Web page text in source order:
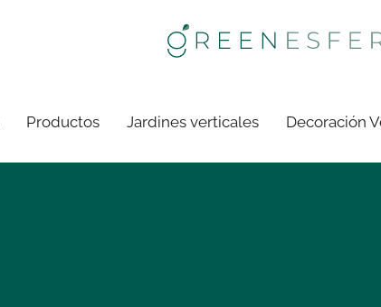
Productos Jardines verticales Decoración